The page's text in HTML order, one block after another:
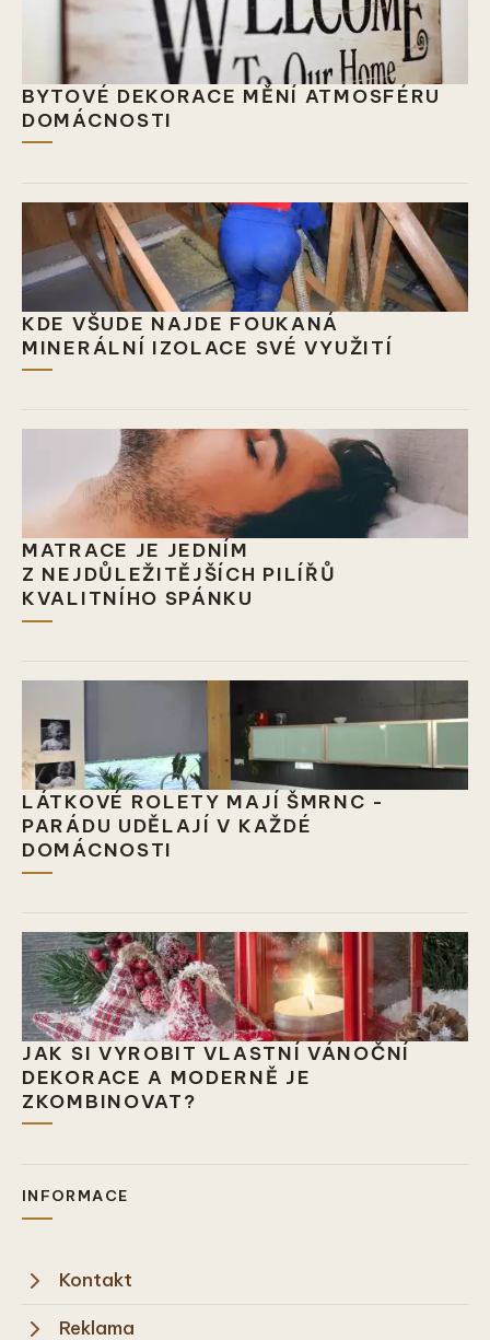
BYTOVÉ DEKORACE MĚNÍ ATMOSFÉRU
DOMÁCNOSTI
KDE VŠUDE NAJDE FOUKANÁ
MINERÁLNÍ IZOLACE SVÉ VYUŽITÍ
MATRACE JE JEDNÍM
Z NEJDŮLEŽITĚJŠÍCH PILÍŘŮ
KVALITNÍHO SPÁNKU
LÁTKOVÉ ROLETY MAJÍ ŠMRNC -
PARÁDU UDĚLAJÍ V KAŽDÉ
DOMÁCNOSTI
JAK SI VYROBIT VLASTNÍ VÁNOČNÍ
DEKORACE A MODERNĚ JE
ZKOMBINOVAT?
INFORMACE
Kontakt
Reklama